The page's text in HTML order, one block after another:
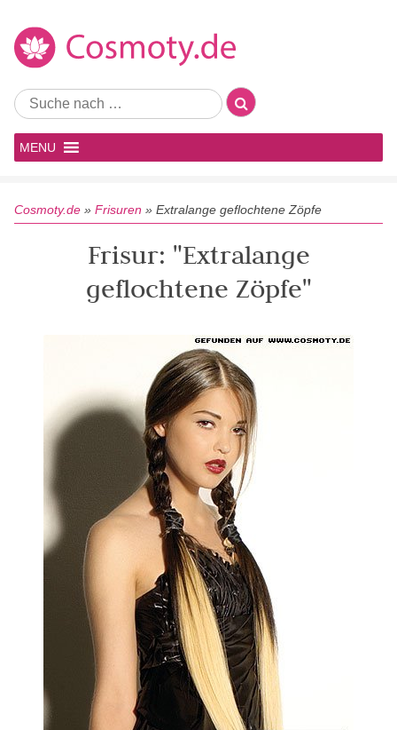
MENU
Cosmoty.de » Frisuren » Extralange geflochtene Zöpfe
Frisur: "Extralange
geflochtene Zöpfe"